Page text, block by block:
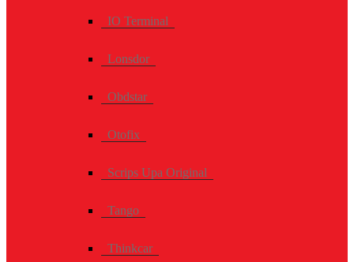
IO Terminal
Lonsdor
Obdstar
Otofix
Scrips Upa Original
Tango
Thinkcar